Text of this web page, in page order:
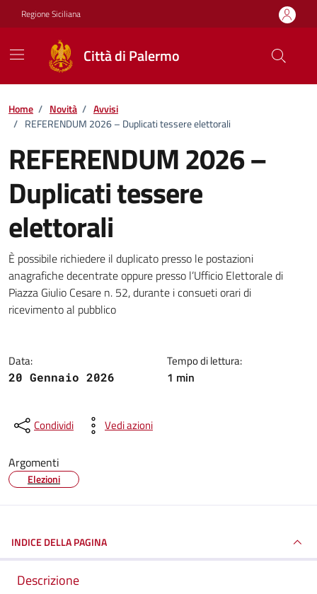
Vai ai contenuti
Vai al footer
Regione Siciliana
Città di Palermo
Home / Novità / Avvisi
/ REFERENDUM 2026 – Duplicati tessere elettorali
REFERENDUM 2026 –
Duplicati tessere
elettorali
Dettagli della notizia
È possibile richiedere il duplicato presso le postazioni
anagrafiche decentrate oppure presso l’Ufficio Elettorale di
Piazza Giulio Cesare n. 52, durante i consueti orari di
ricevimento al pubblico
Data:
20 Gennaio 2026
Tempo di lettura:
1 min
Condividi Vedi azioni
Argomenti
Elezioni
INDICE DELLA PAGINA
Descrizione